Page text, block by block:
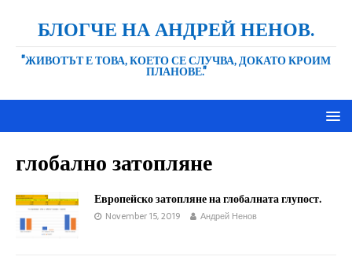
БЛОГЧЕ НА АНДРЕЙ НЕНОВ.
"ЖИВОТЪТ Е ТОВА, КОЕТО СЕ СЛУЧВА, ДОКАТО КРОИМ
ПЛАНОВЕ."
глобално затопляне
Европейско затопляне на глобалната глупост.
November 15, 2019 Андрей Ненов